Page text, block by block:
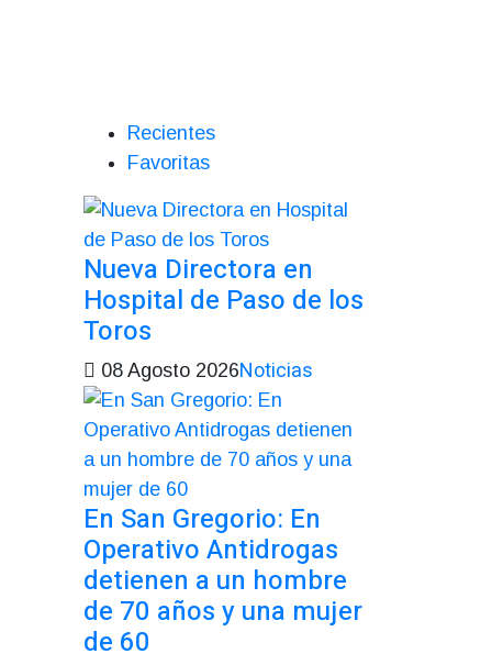
Recientes
Favoritas
Nueva Directora en
Hospital de Paso de los
Toros
08 Agosto 2026Noticias
En San Gregorio: En
Operativo Antidrogas
detienen a un hombre
de 70 años y una mujer
de 60